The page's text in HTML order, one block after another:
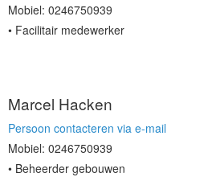
Mobiel: 0246750939
Facilitair medewerker
Marcel Hacken
Persoon contacteren via e-mail
Mobiel: 0246750939
Beheerder gebouwen